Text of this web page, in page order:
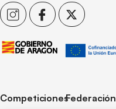
CompeticionesFederación